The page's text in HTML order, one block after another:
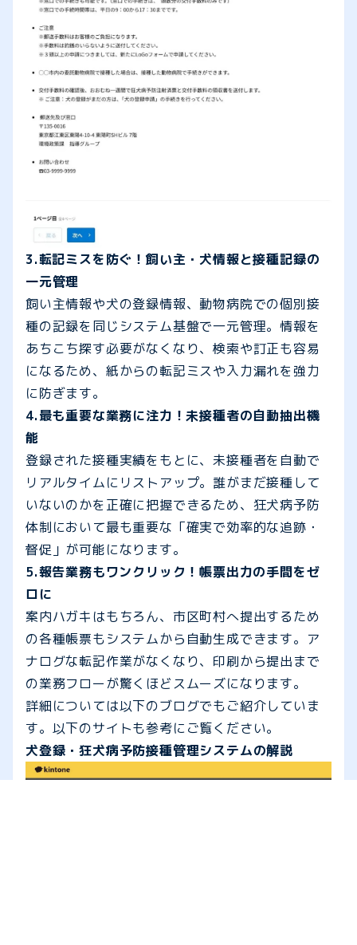
3.転記ミスを防ぐ！飼い主・犬情報と接種記録の
一元管理
飼い主情報や犬の登録情報、動物病院での個別接
種の記録を同じシステム基盤で一元管理。情報を
あちこち探す必要がなくなり、検索や訂正も容易
になるため、紙からの転記ミスや入力漏れを強力
に防ぎます。
4.最も重要な業務に注力！未接種者の自動抽出機
能
登録された接種実績をもとに、未接種者を自動で
リアルタイムにリストアップ。誰がまだ接種して
いないのかを正確に把握できるため、狂犬病予防
体制において最も重要な「確実で効率的な追跡・
督促」が可能になります。
5.報告業務もワンクリック！帳票出力の手間をゼ
ロに
案内ハガキはもちろん、市区町村へ提出するため
の各種帳票もシステムから自動生成できます。ア
ナログな転記作業がなくなり、印刷から提出まで
の業務フローが驚くほどスムーズになります。
詳細については以下のブログでもご紹介していま
す。以下のサイトも参考にご覧ください。
犬登録・狂犬病予防接種管理システムの解説